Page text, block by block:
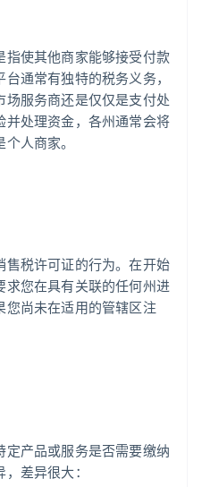
指使其他商家能够接受付款
通常有独特的税务义务，
服务商还是仅仅是支付处
并处理资金，各州通常会将
人商家。
售税许可证的行为。在开始
求您在具有关联的任何州进
尚未在适用的管辖区注
产品或服务是否需要缴纳
差异很大：